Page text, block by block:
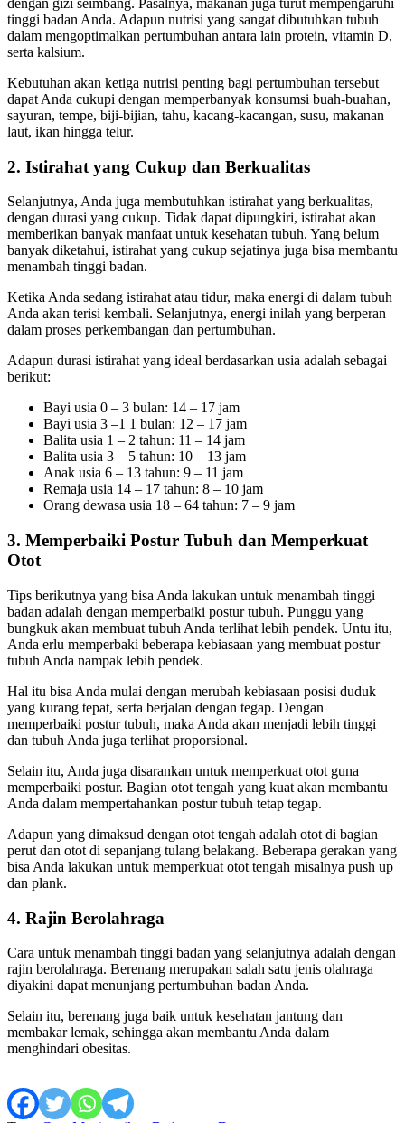
dengan gizi seimbang. Pasalnya, makanan juga turut mempengaruhi
tinggi badan Anda. Adapun nutrisi yang sangat dibutuhkan tubuh
dalam mengoptimalkan pertumbuhan antara lain protein, vitamin D,
serta kalsium.
Kebutuhan akan ketiga nutrisi penting bagi pertumbuhan tersebut
dapat Anda cukupi dengan memperbanyak konsumsi buah-buahan,
sayuran, tempe, biji-bijian, tahu, kacang-kacangan, susu, makanan
laut, ikan hingga telur.
2. Istirahat yang Cukup dan Berkualitas
Selanjutnya, Anda juga membutuhkan istirahat yang berkualitas,
dengan durasi yang cukup. Tidak dapat dipungkiri, istirahat akan
memberikan banyak manfaat untuk kesehatan tubuh. Yang belum
banyak diketahui, istirahat yang cukup sejatinya juga bisa membantu
menambah tinggi badan.
Ketika Anda sedang istirahat atau tidur, maka energi di dalam tubuh
Anda akan terisi kembali. Selanjutnya, energi inilah yang berperan
dalam proses perkembangan dan pertumbuhan.
Adapun durasi istirahat yang ideal berdasarkan usia adalah sebagai
berikut:
Bayi usia 0 – 3 bulan: 14 – 17 jam
Bayi usia 3 –1 1 bulan: 12 – 17 jam
Balita usia 1 – 2 tahun: 11 – 14 jam
Balita usia 3 – 5 tahun: 10 – 13 jam
Anak usia 6 – 13 tahun: 9 – 11 jam
Remaja usia 14 – 17 tahun: 8 – 10 jam
Orang dewasa usia 18 – 64 tahun: 7 – 9 jam
3. Memperbaiki Postur Tubuh dan Memperkuat
Otot
Tips berikutnya yang bisa Anda lakukan untuk menambah tinggi
badan adalah dengan memperbaiki postur tubuh. Punggu yang
bungkuk akan membuat tubuh Anda terlihat lebih pendek. Untu itu,
Anda erlu memperbaki beberapa kebiasaan yang membuat postur
tubuh Anda nampak lebih pendek.
Hal itu bisa Anda mulai dengan merubah kebiasaan posisi duduk
yang kurang tepat, serta berjalan dengan tegap. Dengan
memperbaiki postur tubuh, maka Anda akan menjadi lebih tinggi
dan tubuh Anda juga terlihat proporsional.
Selain itu, Anda juga disarankan untuk memperkuat otot guna
memperbaiki postur. Bagian otot tengah yang kuat akan membantu
Anda dalam mempertahankan postur tubuh tetap tegap.
Adapun yang dimaksud dengan otot tengah adalah otot di bagian
perut dan otot di sepanjang tulang belakang. Beberapa gerakan yang
bisa Anda lakukan untuk memperkuat otot tengah misalnya push up
dan plank.
4. Rajin Berolahraga
Cara untuk menambah tinggi badan yang selanjutnya adalah dengan
rajin berolahraga. Berenang merupakan salah satu jenis olahraga
diyakini dapat menunjang pertumbuhan badan Anda.
Selain itu, berenang juga baik untuk kesehatan jantung dan
membakar lemak, sehingga akan membantu Anda dalam
menghindari obesitas.